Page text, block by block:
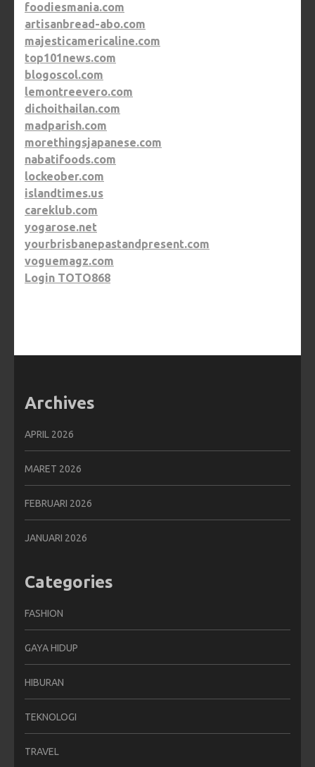
foodiesmania.com
artisanbread-abo.com
majesticamericaline.com
top101news.com
blogoscol.com
lemontreevero.com
dichoithailan.com
madparish.com
morethingsjapanese.com
nabatifoods.com
lockeober.com
islandtimes.us
careklub.com
yogarose.net
yourbrisbanepastandpresent.com
voguemagz.com
Login TOTO868
Archives
APRIL 2026
MARET 2026
FEBRUARI 2026
JANUARI 2026
Categories
FASHION
GAYA HIDUP
HIBURAN
TEKNOLOGI
TRAVEL